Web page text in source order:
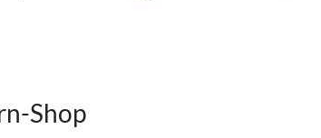
Shop